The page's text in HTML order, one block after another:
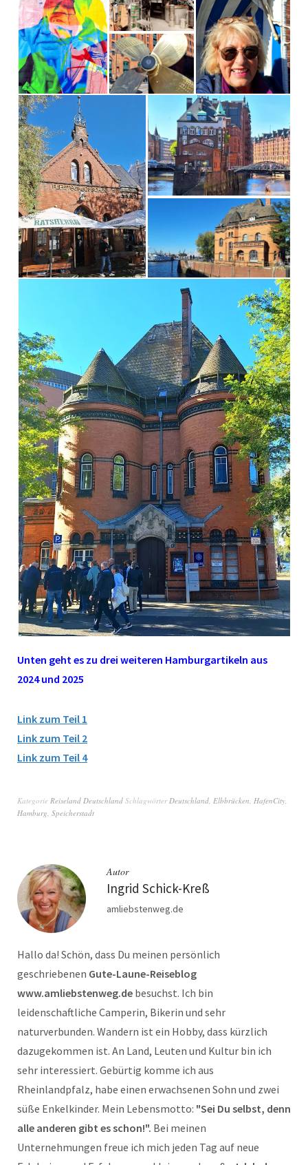
Unten geht es zu drei weiteren Hamburgartikeln aus
2024 und 2025
Link zum Teil 1
Link zum Teil 2
Link zum Teil 4
Kategorie Reiseland Deutschland SchlagwörterDeutschland, Elbbrücken, HafenCity,
Hamburg, Speicherstadt
Autor
Ingrid Schick-Kreß
amliebstenweg.de
Hallo da! Schön, dass Du meinen persönlich
geschriebenen Gute-Laune-Reiseblog
www.amliebstenweg.de besuchst. Ich bin
leidenschaftliche Camperin, Bikerin und sehr
naturverbunden. Wandern ist ein Hobby, dass kürzlich
dazugekommen ist. An Land, Leuten und Kultur bin ich
sehr interessiert. Gebürtig komme ich aus
Rheinlandpfalz, habe einen erwachsenen Sohn und zwei
süße Enkelkinder. Mein Lebensmotto: "Sei Du selbst, denn
alle anderen gibt es schon!". Bei meinen
Unternehmungen freue ich mich jeden Tag auf neue